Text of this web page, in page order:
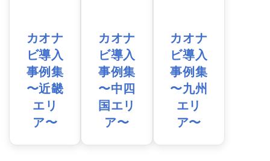
カオナ
ビ導入
事例集
〜近畿
エリ
ア〜
カオナ
ビ導入
事例集
〜中四
国エリ
ア〜
カオナ
ビ導入
事例集
〜九州
エリ
ア〜